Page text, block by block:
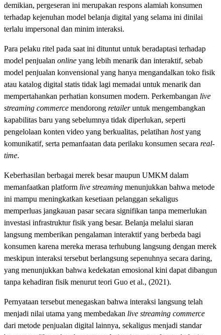
demikian, pergeseran ini merupakan respons alamiah konsumen
terhadap kejenuhan model belanja digital yang selama ini dinilai
terlalu impersonal dan minim interaksi.
Para pelaku ritel pada saat ini dituntut untuk beradaptasi terhadap
model penjualan online yang lebih menarik dan interaktif, sebab
model penjualan konvensional yang hanya mengandalkan toko fisik
atau katalog digital statis tidak lagi memadai untuk menarik dan
mempertahankan perhatian konsumen modern. Perkembangan live
streaming commerce mendorong retaileruntuk mengembangkan
kapabilitas baru yang sebelumnya tidak diperlukan, seperti
pengelolaan konten video yang berkualitas, pelatihan hostyang
komunikatif, serta pemanfaatan data perilaku konsumen secara real-
time.
Keberhasilan berbagai merek besar maupun UMKM dalam
memanfaatkan platform live streaming menunjukkan bahwa metode
ini mampu meningkatkan kesetiaan pelanggan sekaligus
memperluas jangkauan pasar secara signifikan tanpa memerlukan
investasi infrastruktur fisik yang besar. Belanja melalui siaran
langsung memberikan pengalaman interaktif yang berbeda bagi
konsumen karena mereka merasa terhubung langsung dengan merek
meskipun interaksi tersebut berlangsung sepenuhnya secara daring,
yang menunjukkan bahwa kedekatan emosional kini dapat dibangun
tanpa kehadiran fisik menurut teori Guo et al., (2021).
Pernyataan tersebut menegaskan bahwa interaksi langsung telah
menjadi nilai utama yang membedakan live streaming commerce
dari metode penjualan digital lainnya, sekaligus menjadi standar